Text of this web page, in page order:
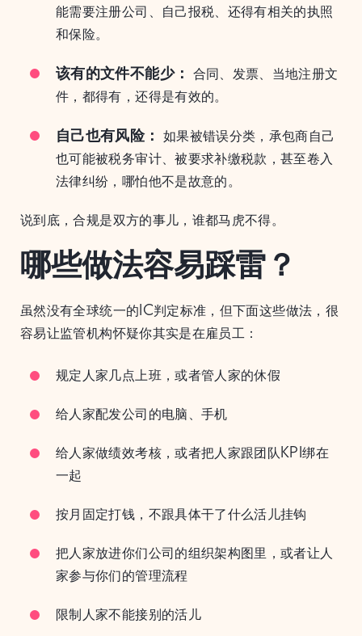
能需要注册公司、自己报税、还得有相关的执照
和保险。
该有的文件不能少： 合同、发票、当地注册文
件，都得有，还得是有效的。
自己也有风险： 如果被错误分类，承包商自己
也可能被税务审计、被要求补缴税款，甚至卷入
法律纠纷，哪怕他不是故意的。
说到底，合规是双方的事儿，谁都马虎不得。
哪些做法容易踩雷？
虽然没有全球统一的IC判定标准，但下面这些做法，很
容易让监管机构怀疑你其实是在雇员工：
规定人家几点上班，或者管人家的休假
给人家配发公司的电脑、手机
给人家做绩效考核，或者把人家跟团队KPI绑在
一起
按月固定打钱，不跟具体干了什么活儿挂钩
把人家放进你们公司的组织架构图里，或者让人
家参与你们的管理流程
限制人家不能接别的活儿